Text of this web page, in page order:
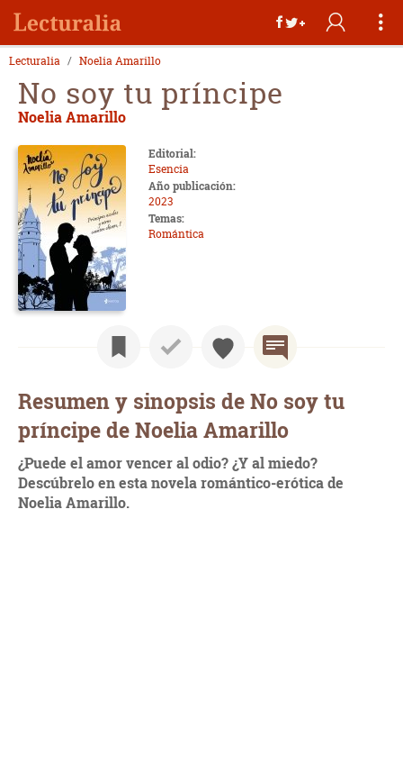
Lecturalia Noelia Amarillo
No soy tu príncipe
Noelia Amarillo
Editorial:
Esencia
Año publicación:
2023
Temas:
Romántica
Resumen y sinopsis de No soy tu
príncipe de Noelia Amarillo
¿Puede el amor vencer al odio? ¿Y al miedo?
Descúbrelo en esta novela romántico-erótica de
Noelia Amarillo.